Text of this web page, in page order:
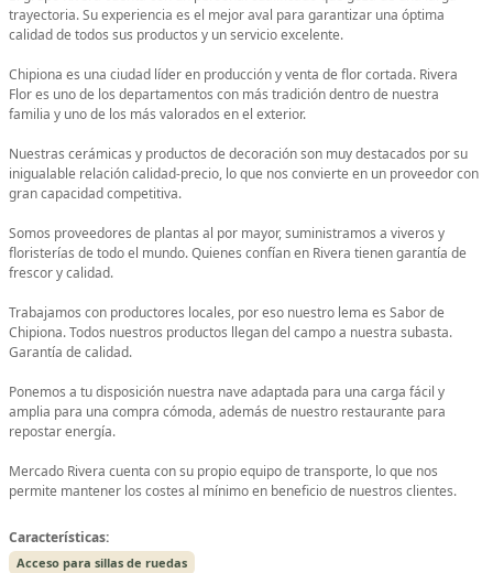
trayectoria. Su experiencia es el mejor aval para garantizar una óptima
calidad de todos sus productos y un servicio excelente.
Chipiona es una ciudad líder en producción y venta de flor cortada. Rivera
Flor es uno de los departamentos con más tradición dentro de nuestra
familia y uno de los más valorados en el exterior.
Nuestras cerámicas y productos de decoración son muy destacados por su
inigualable relación calidad-precio, lo que nos convierte en un proveedor con
gran capacidad competitiva.
Somos proveedores de plantas al por mayor, suministramos a viveros y
floristerías de todo el mundo. Quienes confían en Rivera tienen garantía de
frescor y calidad.
Trabajamos con productores locales, por eso nuestro lema es Sabor de
Chipiona. Todos nuestros productos llegan del campo a nuestra subasta.
Garantía de calidad.
Ponemos a tu disposición nuestra nave adaptada para una carga fácil y
amplia para una compra cómoda, además de nuestro restaurante para
repostar energía.
Mercado Rivera cuenta con su propio equipo de transporte, lo que nos
permite mantener los costes al mínimo en beneficio de nuestros clientes.
Características:
Acceso para sillas de ruedas